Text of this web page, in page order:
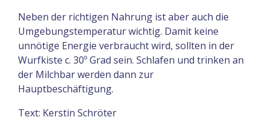
Neben der richtigen Nahrung ist aber auch die
Umgebungstemperatur wichtig. Damit keine
unnötige Energie verbraucht wird, sollten in der
Wurfkiste c. 30º Grad sein. Schlafen und trinken an
der Milchbar werden dann zur
Hauptbeschäftigung.
Text: Kerstin Schröter